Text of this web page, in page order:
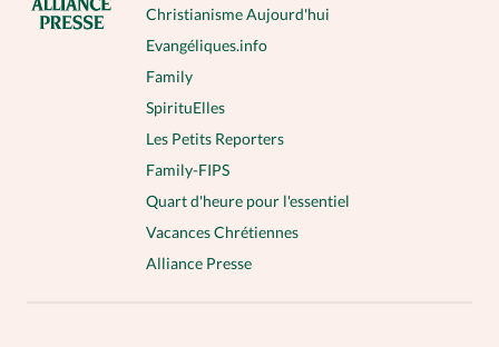
Christianisme Aujourd'hui
Evangéliques.info
Family
SpirituElles
Les Petits Reporters
Family-FIPS
Quart d'heure pour l'essentiel
Vacances Chrétiennes
Alliance Presse